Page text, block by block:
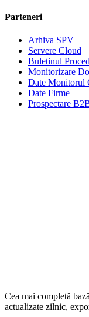
Parteneri
Arhiva SPV
Servere Cloud
Buletinul
Monitorizare
Date Monitorul
Date Firme
Prospectare
Cea mai completă
actualizate zilnic,